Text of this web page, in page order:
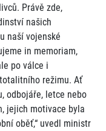
Právě zde,
našich
naší vojenské
in memoriam,
po válce i
režimu. Ať
odbojáře, letce nebo
jejich motivace byla
oběť,“ uvedl ministr